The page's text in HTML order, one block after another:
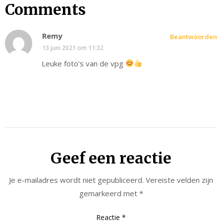
Comments
Remy
13 juni 2021 om 11:32
Leuke foto’s van de vpg
Beantwoorden
Geef een reactie
Je e-mailadres wordt niet gepubliceerd. Vereiste velden zijn
gemarkeerd met *
Reactie *